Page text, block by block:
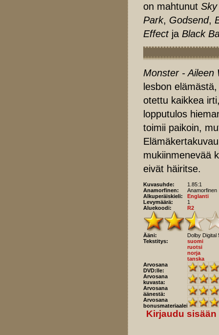
on mahtunut
Park, Godsend,
Effectja Black
Monster - Aileen
lesbon
otettu kaikkea
lopputulos
toimii paikoin,
mukiinmenevää
eivät häiritse.
Kuvasuhde:
1.85:1
Anamorfinen:
Anamorfinen
Alkuperäiskieli:
Englanti
Levymäärä:
1
Aluekoodi:
R2
Ääni:
Dolby Digital
Tekstitys:
suomi
ruotsi
norja
tanska
Arvosana
DVD:lle:
Arvosana
kuvasta:
Arvosana
äänestä:
Arvosana
bonusmateriaaleista:
Kirjaudu sisään